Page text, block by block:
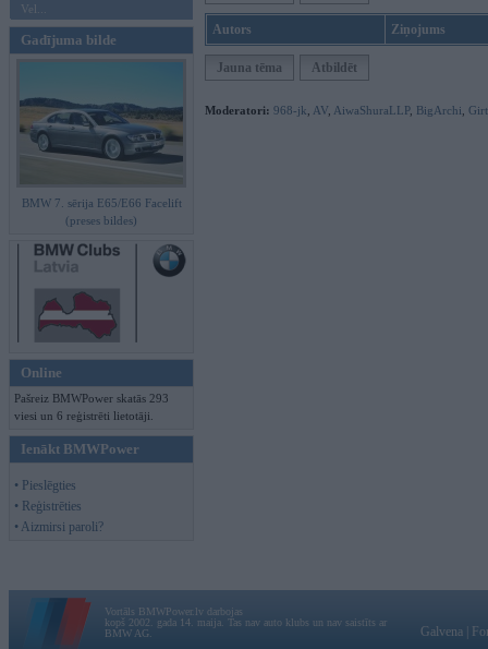
Vel...
Gadījuma bilde
BMW 7. sērija E65/E66 Facelift
(preses bildes)
Online
Pašreiz BMWPower skatās 293
viesi un 6 reģistrēti lietotāji.
Ienākt BMWPower
• Pieslēgties
• Reģistrēties
• Aizmirsi paroli?
Autors Ziņojums
Jauna tēma Atbildēt
Moderatori: 968-jk AV AiwaShuraLLP, BigArchi
Vortāls BMWPower.lv darbojas
kopš 2002. gada 14. maija. Tas nav auto klubs un nav saistīts ar
BMW AG.
Galvena